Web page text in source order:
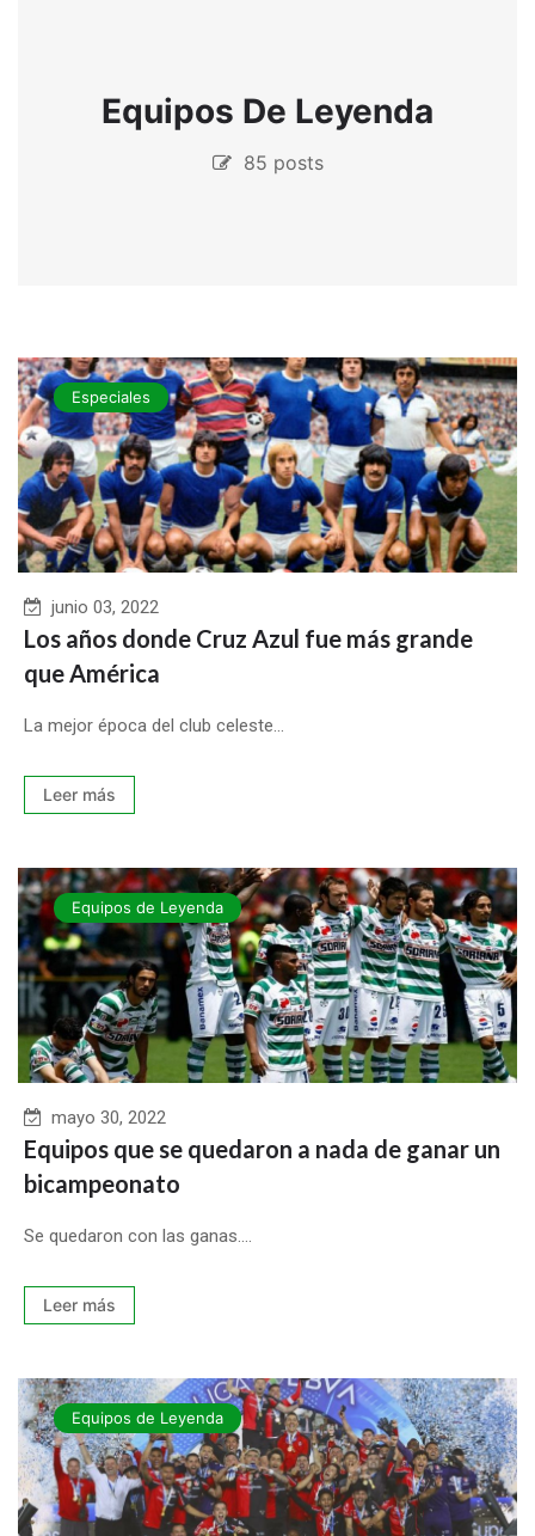
Equipos De Leyenda
85 posts
Especiales
junio 03, 2022
Los años donde Cruz Azul fue más grande
que América
La mejor época del club celeste...
Leer más
Equipos de Leyenda
mayo 30, 2022
Equipos que se quedaron a nada de ganar un
bicampeonato
Se quedaron con las ganas....
Leer más
Equipos de Leyenda